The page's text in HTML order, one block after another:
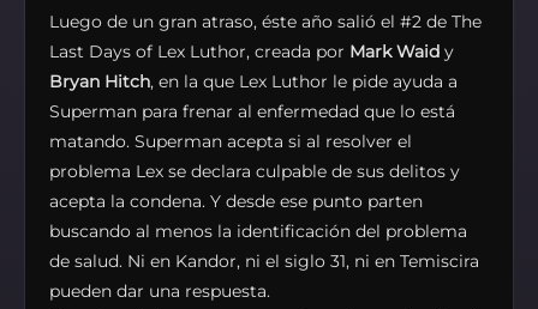
Luego de un gran atraso, éste año salió el #2 de The
Last Days of Lex Luthor, creada por Mark Waid y
Bryan Hitch, en la que Lex Luthor le pide ayuda a
Superman para frenar al enfermedad que lo está
matando. Superman acepta si al resolver el
problema Lex se declara culpable de sus delitos y
acepta la condena. Y desde ese punto parten
buscando al menos la identificación del problema
de salud. Ni en Kandor, ni el siglo 31, ni en Temiscira
pueden dar una respuesta.